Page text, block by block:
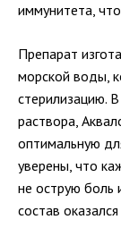
иммунитета,
Препарат
морской воды,
стерилизацию.
раствора,
оптимальную
уверены, что
не острую боль
состав